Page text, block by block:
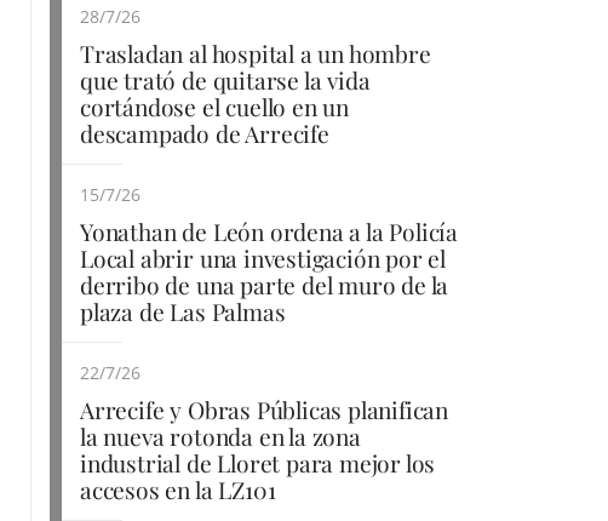
28/7/26
Trasladan al hospital a un hombre
que trató de quitarse la vida
cortándose el cuello en un
descampado de Arrecife
15/7/26
Yonathan de León ordena a la Policía
Local abrir una investigación por el
derribo de una parte del muro de la
plaza de Las Palmas
22/7/26
Arrecife y Obras Públicas planifican
la nueva rotonda en la zona
industrial de Lloret para mejor los
accesos en la LZ101